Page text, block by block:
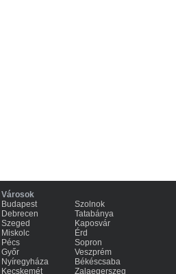
Városok
Budapest
Debrecen
Szeged
Miskolc
Pécs
Győr
Nyíregyháza
Kecskemét
Szolnok
Tatabánya
Kaposvár
Érd
Sopron
Veszprém
Békéscsaba
Zalaegerszeg